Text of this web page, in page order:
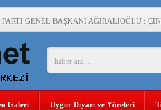
PARTİ GENEL BAŞKANI AĞIRALİOĞLU :
TÜRKİSTAN’DAKİ UYGULAMALARI
AKADEMİSİ BAŞKANI DOÇ.DR.KAAN :
KAYNAYAN YARAMIZ : ÇİN İŞGALİNDEKİ
Galeri Uygur Diyarı ve Yöreleri